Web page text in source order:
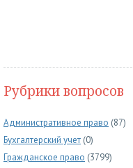
Рубрики вопросов
Административное право (87)
Бухгалтерский учет (0)
Гражданское право (3799)